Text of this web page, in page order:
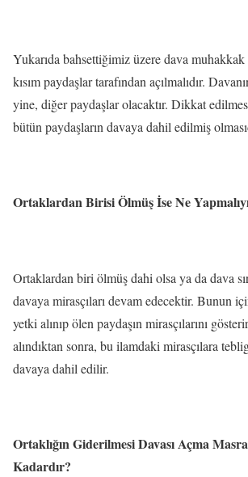
Yukarıda bahsettiğimiz üzere dava
kısım paydaşlar tarafından açılmalıdır.
yine, diğer paydaşlar olacaktır. Dikkat
bütün paydaşların davaya dahil edilmiş
Ortaklardan Birisi Ölmüş İse Ne
Ortaklardan biri ölmüş dahi olsa ya da dava
davaya mirasçıları devam edecektir. Bunun
yetki alınıp ölen paydaşın mirasçılarını
alındıktan sonra, bu ilamdaki mirasçılara
davaya dahil edilir.
Ortaklığın Giderilmesi Davası Açma
Kadardır?